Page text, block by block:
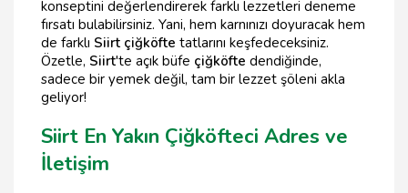
konseptini değerlendirerek farklı lezzetleri deneme
fırsatı bulabilirsiniz. Yani, hem karnınızı doyuracak hem
de farklı Siirt çiğköfte tatlarını keşfedeceksiniz.
Özetle, Siirt'te açık büfe çiğköfte dendiğinde,
sadece bir yemek değil, tam bir lezzet şöleni akla
geliyor!
Siirt En Yakın Çiğköfteci Adres ve
İletişim